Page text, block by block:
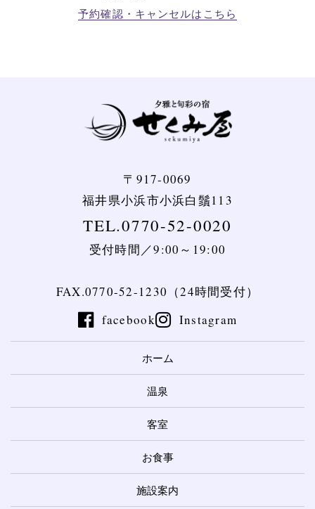
予約確認・キャンセルはこちら
〒917-0069
福井県小浜市小浜白鬚113
TEL.0770-52-0020
受付時間／9:00～19:00
FAX.0770-52-1230（24時間受付）
facebook
Instagram
ホーム
温泉
客室
お食事
施設案内